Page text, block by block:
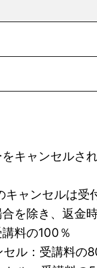
キャンセルさ
ャンセルは
を除き、返金
料の100％
ル：受講料の